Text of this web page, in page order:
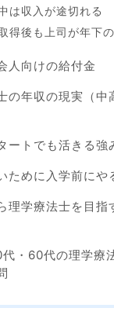
収入が途切れる
後も上司が年下の
人向けの給付金
の年収の現実（中
ートでも活きる強
ために入学前にや
理学療法士を目指
・60代の理学療